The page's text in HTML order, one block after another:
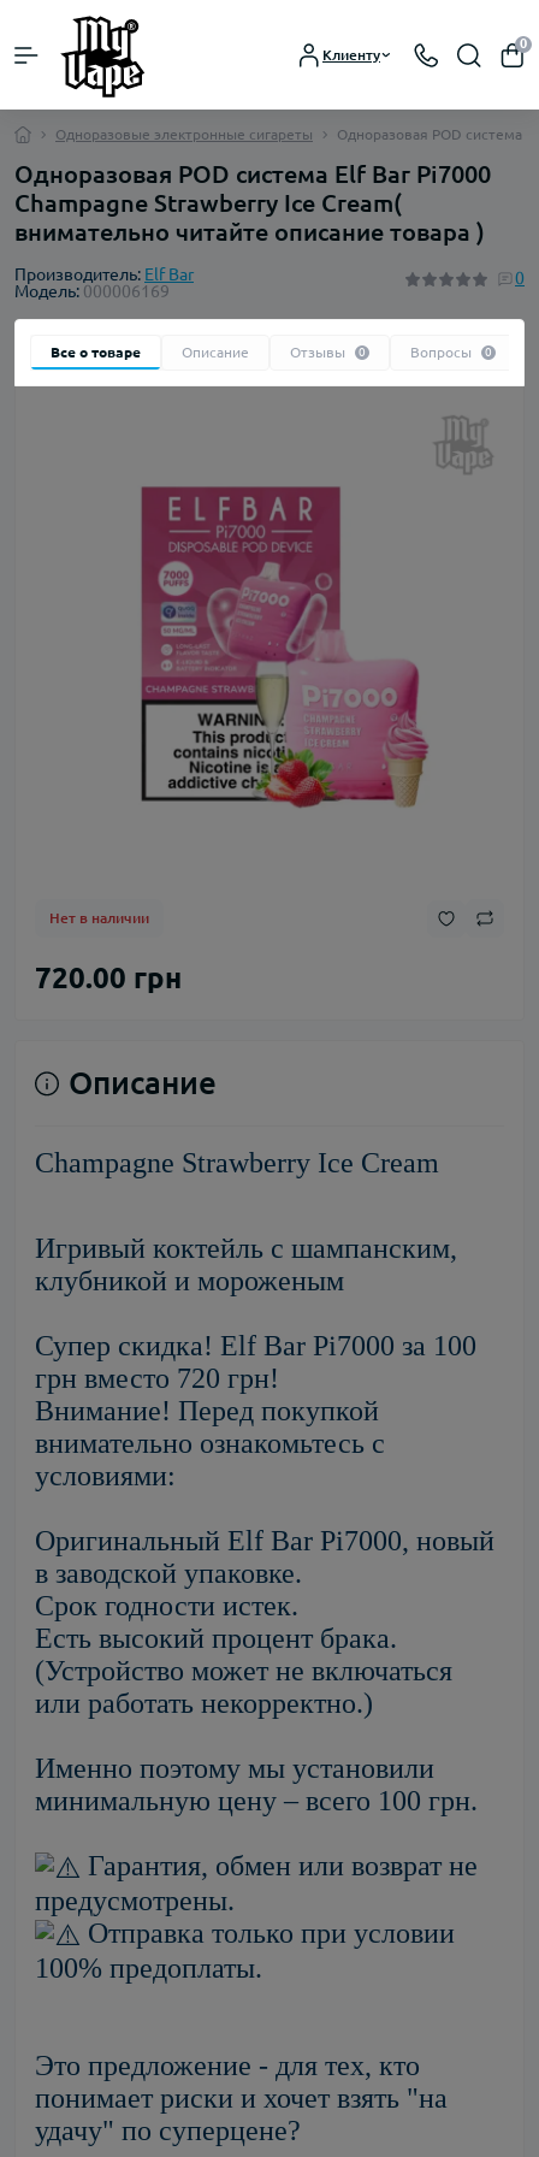
Клиенту
0
Одноразовые электронные сигареты Одноразовая POD система
Одноразовая POD система Elf Bar Pi7000
Champagne Strawberry Ice Cream(
внимательно читайте описание товара )
Производитель: Elf Bar
Модель: 000006169
0
Все о товаре Описание Отзывы 0 Вопросы 0
Нет в наличии
720.00 грн
Описание
Champagne Strawberry Ice Cream
Игривый коктейль с шампанским,
клубникой и мороженым
Супер скидка! Elf Bar Pi7000 за 100
грн вместо 720 грн!
Внимание! Перед покупкой
внимательно ознакомьтесь с
условиями:
Оригинальный Elf Bar Pi7000, новый
в заводской упаковке.
Срок годности истек.
Есть высокий процент брака.
(Устройство может не включаться
или работать некорректно.)
Именно поэтому мы установили
минимальную цену – всего 100 грн.
Гарантия, обмен или возврат не
предусмотрены.
Отправка только при условии
100% предоплаты.
Это предложение - для тех, кто
понимает риски и хочет взять "на
удачу" по суперцене?